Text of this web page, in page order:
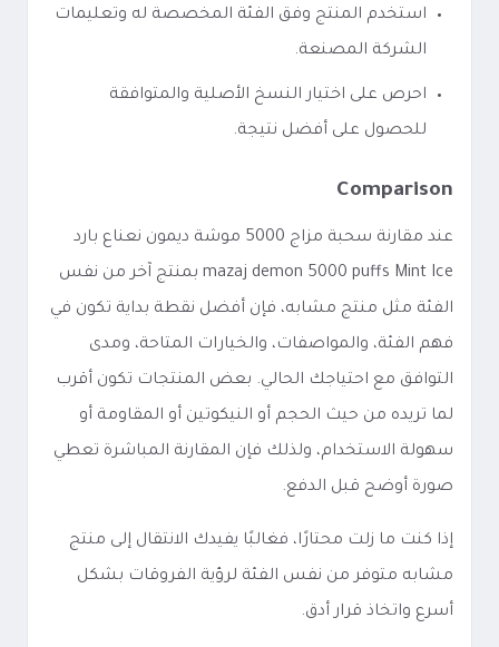
استخدم المنتج وفق الفئة المخصصة له وتعليمات
الشركة المصنعة.
احرص على اختيار النسخ الأصلية والمتوافقة
للحصول على أفضل نتيجة.
Comparison
عند مقارنة سحبة مزاج 5000 موشة ديمون نعناع بارد
mazaj demon 5000 puffs Mint Ice بمنتج آخر من نفس
الفئة مثل منتج مشابه، فإن أفضل نقطة بداية تكون في
فهم الفئة، والمواصفات، والخيارات المتاحة، ومدى
التوافق مع احتياجك الحالي. بعض المنتجات تكون أقرب
لما تريده من حيث الحجم أو النيكوتين أو المقاومة أو
سهولة الاستخدام، ولذلك فإن المقارنة المباشرة تعطي
صورة أوضح قبل الدفع.
إذا كنت ما زلت محتارًا، فغالبًا يفيدك الانتقال إلى منتج
مشابه متوفر من نفس الفئة لرؤية الفروقات بشكل
أسرع واتخاذ قرار أدق.